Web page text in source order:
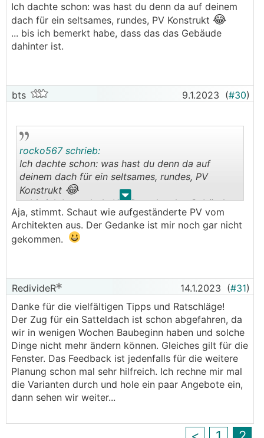
detailgenau Deine Visualisierung oben ist, weil
die Fenster z.B. zu klein sind und ein Vordach
eingezeichnet ist. Willst das Dach wirklich
machen? Denn ein Balkon könnte stattdessen
die Fenstergrößen und -Positionen, nur die Maße
der Nachbarhäuser sind geschätzt. Das Vordach
Terrassenüberdachung, Details sind noch offen.
Fensterposition sind schon fix, da kann ich nix
mehr ändern, Balkon kommt auch nicht in Frage.
───────────────
In der Phase ist es nicht angenehm, nochmal was
zu ändern. Aber bitte sei offen für den Aufwand,
denn das zipft Dich sonst Dein restliches Leben
dort an. Die Fenster sind viel zu klein (falls ich es
anhand der Visualisierung richtig einschätze).
aussehen.
Mir fällt das auf, weil ich ein ähnliches Haus habe.
Vielleicht hilft es Dir noch, ich habe Dir gerade
ein tagesaktuelles Foto gemacht (SW-Seite),
damit Du Dir das vorstellen kannst. Die drei
gleichen Fenster sind bei mir 178x138 cm und
das braucht es, um Licht im Haus zu haben.
Und hier siehst Du auch die Idee mit dem Balkon,
Hat beim Baumeister EUR 2000 Aufpreis
Ich dachte schon: was hast du denn da auf deinem
dach für ein seltsames, rundes, PV Konstrukt 😂
... bis ich bemerkt habe, dass das das Gebäude
dahinter ist.
bts 9.1.2023 (#30)
. .
rocko567 schrieb:
Ich dachte schon: was hast du denn da auf
deinem dach für ein seltsames, rundes, PV
Konstrukt 😂
... bis ich bemerkt habe, dass das das Gebäude
dahinter ist.
Aja, stimmt. Schaut wie aufgeständerte PV vom
Architekten aus. Der Gedanke ist mir noch gar nicht
gekommen.
RedivideR 14.1.2023 (#31)
Danke für die vielfältigen Tipps und Ratschläge!
Der Zug für ein Satteldach ist schon abgefahren, da
wir in wenigen Wochen Baubeginn haben und solche
Dinge nicht mehr ändern können. Gleiches gilt für die
Fenster. Das Feedback ist jedenfalls für die weitere
Planung schon mal sehr hilfreich. Ich rechne mir mal
die Varianten durch und hole ein paar Angebote ein,
dann sehen wir weiter...